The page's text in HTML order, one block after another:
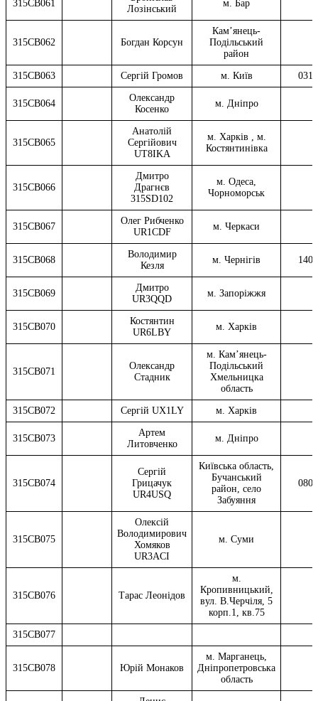
315CB061
Лозінський
м. Бар
315CB062 Богдан Корсун
Кам’янець-
Подільський
район
315CB063 Сергій Громов м. Київ
315CB064
Олександр
Косенко
м. Дніпро
315CB065
Анатолій
Сергійович
UT8IKA
м. Харків , м.
Костянтинівка
315CB066
Дмитро
Драгнєв
315SD102
м. Одеса,
Чорноморськ
315CB067
Олег Рибченко
UR1CDF
м. Черкаси
315CB068
Володимир
Кезля
м. Чернігів
315CB069
Дмитро
UR3QQD
м. Запорiжжя
315CB070
Костянтин
UR6LBY
м. Харків
315CB071
Олександр
Стадник
м. Кам’янець-
Подільський
Хмельницка
область
315CB072 Сергій UX1LY м. Харків
315CB073
Артем
Литовченко
м. Дніпро
315CB074
Сергій
Грицачук
UR4USQ
Київська область,
Бучанський
район, село
Забуяння
315CB075
Олексій
Володимирович
Хомяков
UR3ACI
м. Суми
315CB076 Тарас Леонідов
м.
Кропивницький,
вул. В.Черчіля, 5
корп.1, кв.75
315CB077
315CB078 Юрій Монаков
м. Марганець,
Дніпропетровська
область